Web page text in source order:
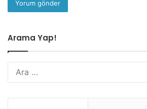
Arama Yap!